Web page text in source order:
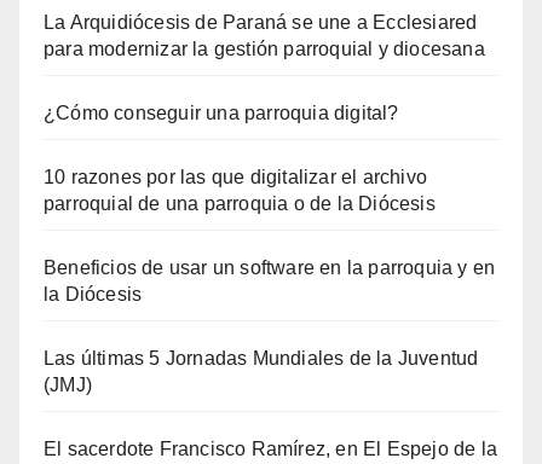
La Arquidiócesis de Paraná se une a Ecclesiared
para modernizar la gestión parroquial y diocesana
¿Cómo conseguir una parroquia digital?
10 razones por las que digitalizar el archivo
parroquial de una parroquia o de la Diócesis
Beneficios de usar un software en la parroquia y en
la Diócesis
Las últimas 5 Jornadas Mundiales de la Juventud
(JMJ)
El sacerdote Francisco Ramírez, en El Espejo de la